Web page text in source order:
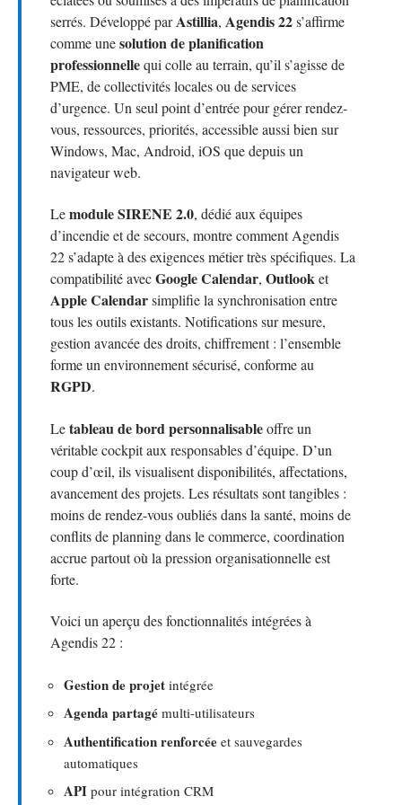
serrés. Développé parAstillia, Agendis 22s’affirme
comme unesolution de planification
professionnellequi colle au terrain, qu’il s’agisse de
PME, de collectivités locales ou de services
d’urgence. Un seul point d’entrée pour gérer rendez-
vous, ressources, priorités, accessible aussi bien sur
Windows, Mac, Android, iOS que depuis un
navigateur web.
Lemodule SIRENE 2.0, dédié aux équipes
d’incendie et de secours, montre comment Agendis
22 s’adapte à des exigences métier très spécifiques. La
compatibilité avecGoogle Calendar, Outlooket
Apple Calendarsimplifie la synchronisation entre
tous les outils existants. Notifications sur mesure,
gestion avancée des droits, chiffrement : l’ensemble
forme un environnement sécurisé, conforme au
RGPD.
Letableau de bord personnalisableoffre un
véritable cockpit aux responsables d’équipe. D’un
coup d’œil, ils visualisent disponibilités, affectations,
avancement des projets. Les résultats sont tangibles :
moins de rendez-vous oubliés dans la santé, moins de
conflits de planning dans le commerce, coordination
accrue partout où la pression organisationnelle est
forte.
Voici un aperçu des fonctionnalités intégrées à
Agendis 22 :
Gestion de projet intégrée
Agenda partagé multi-utilisateurs
Authentification renforcée et sauvegardes
automatiques
API pour intégration CRM